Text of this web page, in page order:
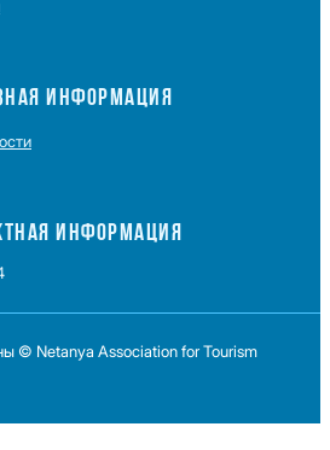
ИНФОРМАЦИЯ
ИНФОРМАЦИЯ
© Netanya Association for Tourism